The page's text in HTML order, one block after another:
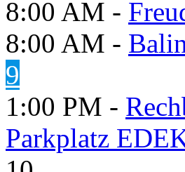
8:00 AM -
8:00 AM -
9
1:00 PM -
Parkplatz